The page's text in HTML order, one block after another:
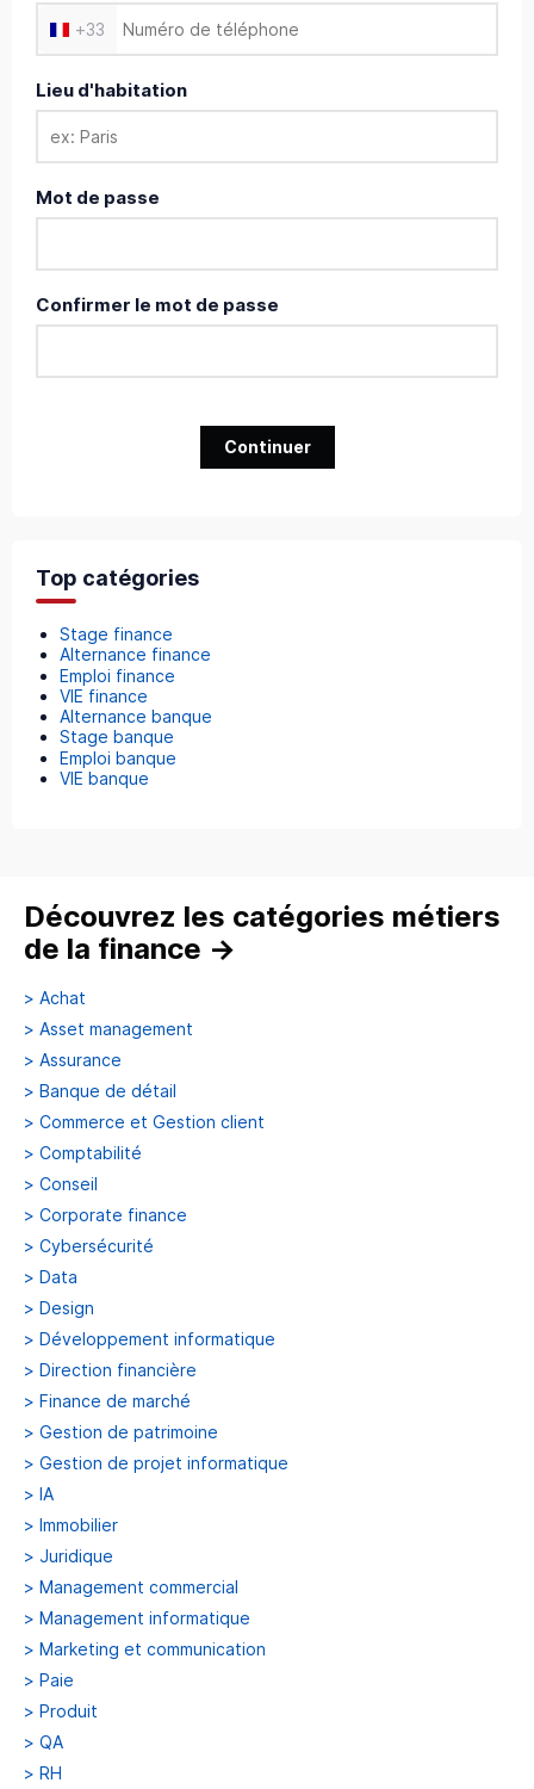
+33
Lieu d'habitation
Mot de passe
Confirmer le mot de passe
Continuer
Top catégories
Stage finance
Alternance finance
Emploi finance
VIE finance
Alternance banque
Stage banque
Emploi banque
VIE banque
Découvrez les catégories métiers
de la finance →
> Achat
> Asset management
> Assurance
> Banque de détail
> Commerce et Gestion client
> Comptabilité
> Conseil
> Corporate finance
> Cybersécurité
> Data
> Design
> Développement informatique
> Direction financière
> Finance de marché
> Gestion de patrimoine
> Gestion de projet informatique
> IA
> Immobilier
> Juridique
> Management commercial
> Management informatique
> Marketing et communication
> Paie
> Produit
> QA
> RH